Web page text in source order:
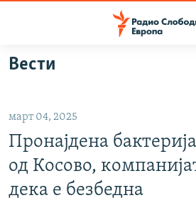
Оди
на
главната
навигација
на
ВИЗУЕЛНО
ВЕСТИ
ШТО ТРЕБА ДА ЗНАЕТЕ
Вести
март 04, 2025
Пронајдена
од Косово,
дека е безбедна